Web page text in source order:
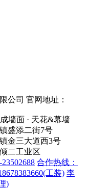
公司 官网地址：
墙面 · 天花&幕墙
盛添二街7号
金三大道西3号
二工业区
合作热线：
工装) 李
)